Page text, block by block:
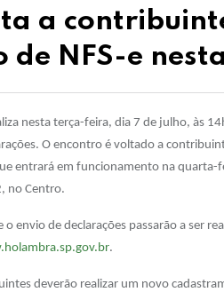
a
de NFS-e
nesta terça-feira, dia 7 de julho, às
O encontro é voltado a
entrará em funcionamento na
no Centro.
envio de declarações passarão a ser
.
deverão realizar um novo